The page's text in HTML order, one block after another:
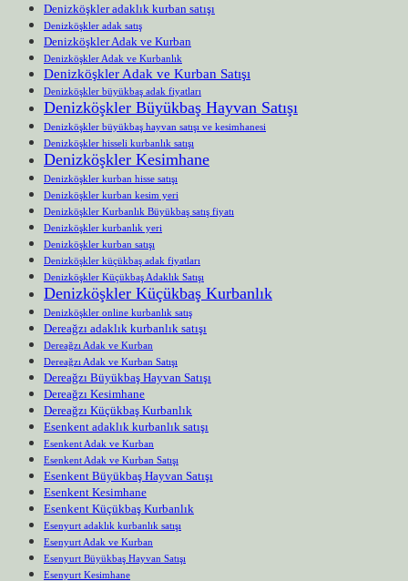
Denizköşkler adaklık kurban satışı
Denizköşkler adak satış
Denizköşkler Adak ve Kurban
Denizköşkler Adak ve Kurbanlık
Denizköşkler Adak ve Kurban Satışı
Denizköşkler büyükbaş adak fiyatları
Denizköşkler Büyükbaş Hayvan Satışı
Denizköşkler büyükbaş hayvan satışı ve kesimhanesi
Denizköşkler hisseli kurbanlık satışı
Denizköşkler Kesimhane
Denizköşkler kurban hisse satışı
Denizköşkler kurban kesim yeri
Denizköşkler Kurbanlık Büyükbaş satış fiyatı
Denizköşkler kurbanlık yeri
Denizköşkler kurban satışı
Denizköşkler küçükbaş adak fiyatları
Denizköşkler Küçükbaş Adaklık Satışı
Denizköşkler Küçükbaş Kurbanlık
Denizköşkler online kurbanlık satış
Dereağzı adaklık kurbanlık satışı
Dereağzı Adak ve Kurban
Dereağzı Adak ve Kurban Satışı
Dereağzı Büyükbaş Hayvan Satışı
Dereağzı Kesimhane
Dereağzı Küçükbaş Kurbanlık
Esenkent adaklık kurbanlık satışı
Esenkent Adak ve Kurban
Esenkent Adak ve Kurban Satışı
Esenkent Büyükbaş Hayvan Satışı
Esenkent Kesimhane
Esenkent Küçükbaş Kurbanlık
Esenyurt adaklık kurbanlık satışı
Esenyurt Adak ve Kurban
Esenyurt Büyükbaş Hayvan Satışı
Esenyurt Kesimhane